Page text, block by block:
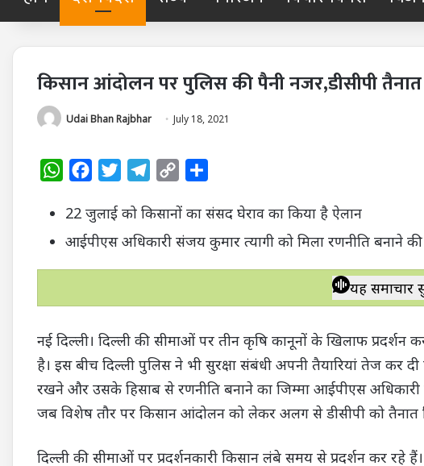
किसान आंदोलन पर पुलिस की पैनी नजर,डीसीपी तैनात
Udai Bhan Rajbhar July 18, 2021
W
a
t
p
c
e
o
i
t
r
l
e
a
p
y
n
a
r
22 जुलाई को किसानों का संसद घेराव का किया है ऐलान
आईपीएस अधिकारी संजय कुमार त्यागी को मिला रणनीति बनाने की
यह समाचार
नई दिल्ली। दिल्ली की सीमाओं पर तीन कृषि कानूनों के खिलाफ
है। इस बीच दिल्ली पुलिस ने भी सुरक्षा संबंधी अपनी तैयारियां तेज कर दी
रखने और उसके हिसाब से रणनीति बनाने का जिम्मा आईपीएस अधिकारी
जब विशेष तौर पर किसान आंदोलन को लेकर अलग से डीसीपी को तैनात
दिल्ली की सीमाओं पर प्रदर्शनकारी किसान लंबे समय से प्रदर्शन कर